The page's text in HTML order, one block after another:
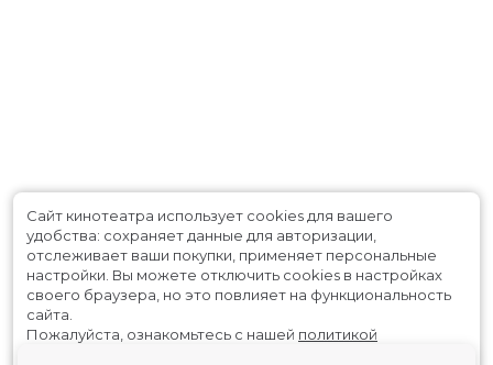
Сайт кинотеатра использует cookies для вашего
удобства: сохраняет данные для авторизации,
отслеживает ваши покупки, применяет персональные
настройки. Вы можете отключить cookies в настройках
своего браузера, но это повлияет на функциональность
сайта.
Пожалуйста, ознакомьтесь с нашей политикой